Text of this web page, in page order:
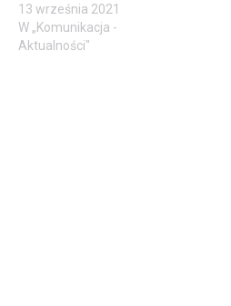
13 września 2021
W „Komunikacja -
Aktualności"